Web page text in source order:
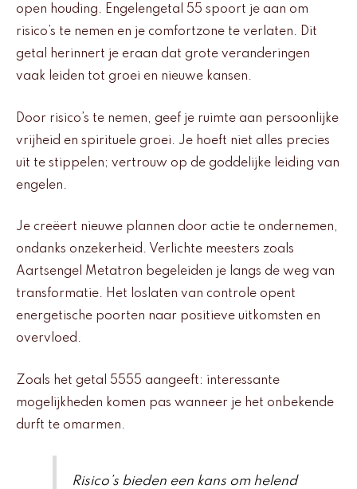
open houding. Engelengetal 55 spoort je aan om
risico’s te nemen en je comfortzone te verlaten. Dit
getal herinnert je eraan dat grote veranderingen
vaak leiden tot groei en nieuwe kansen.
Door risico’s te nemen, geef je ruimte aan persoonlijke
vrijheid en spirituele groei. Je hoeft niet alles precies
uit te stippelen; vertrouw op de goddelijke leiding van
engelen.
Je creëert nieuwe plannen door actie te ondernemen,
ondanks onzekerheid. Verlichte meesters zoals
Aartsengel Metatron begeleiden je langs de weg van
transformatie. Het loslaten van controle opent
energetische poorten naar positieve uitkomsten en
overvloed.
Zoals het getal 5555 aangeeft: interessante
mogelijkheden komen pas wanneer je het onbekende
durft te omarmen.
Risico’s bieden een kans om helend